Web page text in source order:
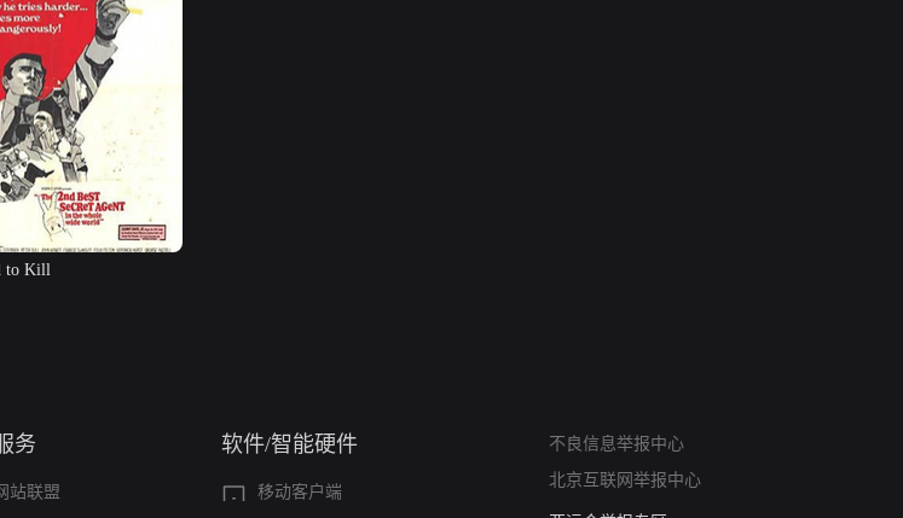
to Kill
务
站联盟
软件/智能硬件
移动客户端
不良信息举报中心
北京互联网举报中心
算法推荐专项举报